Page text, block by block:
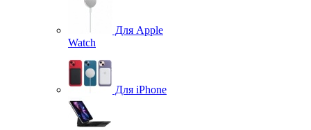
Для Apple
Watch
Для iPhone